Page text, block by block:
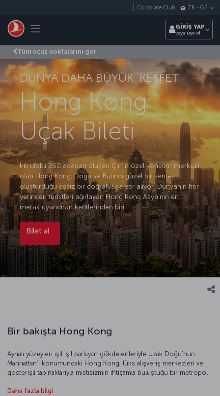
Toggle navigation
Corporate Club TR - GB
GİRİŞ YAP
veya üye ol
Tüm uçuş noktalarını gör
DÜNYA DAHA BÜYÜK. KEŞFET.
Hong Kong
Uçak Bileti
İrili ufaklı 260 adadan oluşan Çin’in özel yönetim merkezi
olan Hong Kong, Doğu ve Batının güzel bir sentez
oluşturduğu eşsiz bir coğrafyada yer alıyor. Dünyanın her
yerinden turistleri ağırlayan Hong Kong Asya’nın en
merak uyandıran kentlerinden biri.
Bilet al
Bir bakışta Hong Kong
Aynalı yüzeyleri ışıl ışıl parlayan gökdelenleriyle Uzak Doğu’nun
Manhattan’ı konumundaki Hong Kong, lüks alışveriş merkezleri ve
gösterişli tapınaklarıyla mistisizmin ihtişamla buluştuğu bir metropol
alışveriş cenneti olduğu unutulmamalı. Kenti keşfederken ilk olarak
Daha fazla bilgi